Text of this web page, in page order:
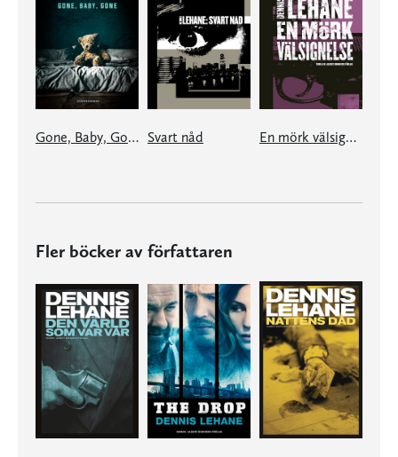
Gone, Baby, Gone Svart nåd En mörk välsignelse
Fler böcker av författaren